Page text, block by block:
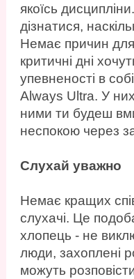
якоїсь
дізнатися,
Немає причин для
критичні дні
упевненості в
Always Ultra. У
ними ти будеш
неспокою через
Слухай уважно
Немає кращих
слухачі. Це
хлопець - не
люди, захоплені
можуть